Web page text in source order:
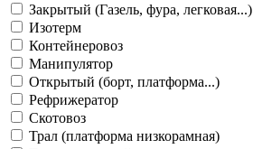
Закрытый (Газель, фура, легковая...)
Изотерм
Контейнеровоз
Манипулятор
Открытый (борт, платформа...)
Рефрижератор
Скотовоз
Трал (платформа низкорамная)